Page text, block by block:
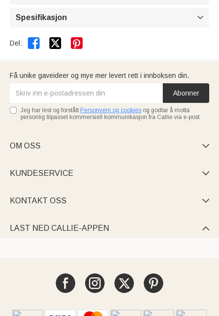
Spesifikasjon 
Del:  
Få unike gaveideer og mye mer levert rett i innboksen din.
Abonner
Jeg har lest og forstått Personvern og cookies og godtar å motta
personlig tilpasset kommersiell kommunikasjon fra Callie via e-post.
OM OSS 
KUNDESERVICE 
KONTAKT OSS 
LAST NED CALLIE-APPEN 